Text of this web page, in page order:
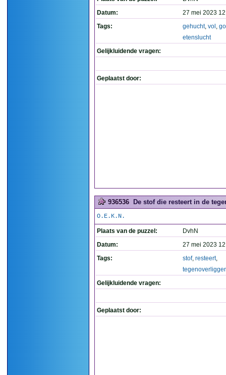
Datum:
27 mei 2023
Tags:
gehucht, vol ,
etenslucht
Gelijkluidende vragen:
Geplaatst door:
936536 De stof die resteert in de
O.E.K.N.
Plaats van de puzzel:
DvhN
Datum:
27 mei 2023
Tags:
stof, resteert,
Gelijkluidende vragen:
Geplaatst door: